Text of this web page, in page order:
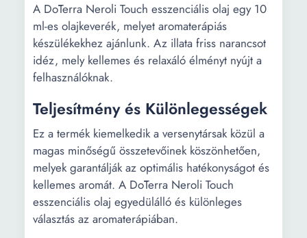
A DōTerra Neroli Touch esszenciális olaj egy 10
ml-es olajkeverék, melyet aromaterápiás
készülékekhez ajánlunk. Az illata friss narancsot
idéz, mely kellemes és relaxáló élményt nyújt a
felhasználóknak.
Teljesítmény és Különlegességek
Ez a termék kiemelkedik a versenytársak közül a
magas minőségű összetevőinek köszönhetően,
melyek garantálják az optimális hatékonyságot és
kellemes aromát. A DōTerra Neroli Touch
esszenciális olaj egyedülálló és különleges
választás az aromaterápiában.